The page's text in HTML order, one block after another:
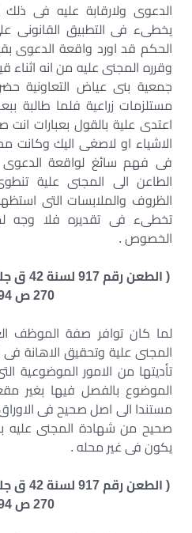
الدعوى ولارقابة عليه فى
يخطىء فى التطبيق القانونى
الحكم قد اورد واقعة الدعوى
وقرره المجنى عليه من انه اثناء
جمعية بنى عياض التعاونية
مستلزمات زراعية فلما طالبة
اعتدى علية بالقول بعبارات
الاشياء او لاصغى اليك
فى فهم سائغ لواقعة الدعوى
الطاعن الى المجنى علية
الظروف والملابسات التى
تخطىء فى تقديره فلا وجه
الخصوص .
270 ص 1194 )
لما كان توافر صفة الموظف
المجنى علية وتحقيق الاهانة فى
تأديتها من الامور الموضوعية
الموضوع بالفصل فيها بغير
مستندا الى اصل صحيح فى
صحيح من شهادة المجنى عليه
يكون فى غير محله .
270 ص 1194 )